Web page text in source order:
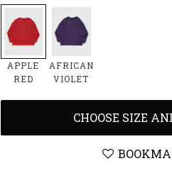
APPLE
RED
AFRICAN
VIOLET
CHOOSE SIZE